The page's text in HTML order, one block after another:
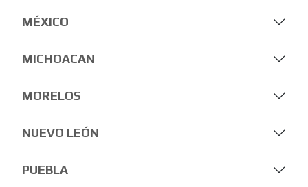
MÉXICO
MICHOACAN
MORELOS
NUEVO LEÓN
PUEBLA